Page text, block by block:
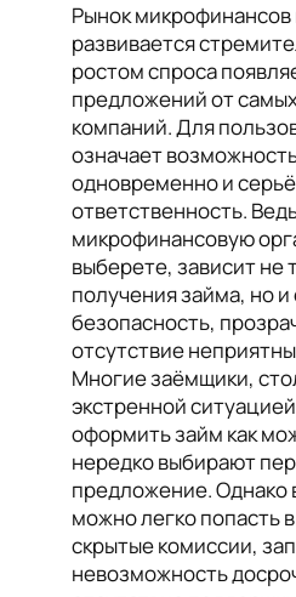
Рынок микрофинансов
развивается
ростом спроса
предложений от
компаний. Для
означает
одновременно и
ответственность.
микрофинансовую
выберете, зависит не
получения займа, но и
безопасность,
отсутствие
Многие заёмщики,
экстренной
оформить займ как
нередко выбирают
предложение. Однако
можно легко попасть
скрытые комиссии,
невозможность